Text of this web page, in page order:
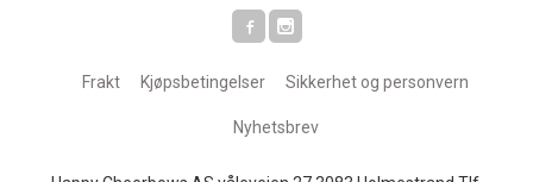
Frakt Kjøpsbetingelser Sikkerhet og personvern
Nyhetsbrev